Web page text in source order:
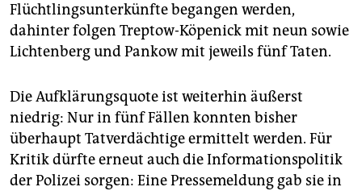
Flüchtlingsunterkünfte begangen werden,
dahinter folgen Treptow-Köpenick mit neun sowie
Lichtenberg und Pankow mit jeweils fünf Taten.
Die Aufklärungsquote ist weiterhin äußerst
niedrig: Nur in fünf Fällen konnten bisher
überhaupt Tatverdächtige ermittelt werden. Für
Kritik dürfte erneut auch die Informationspolitik
der Polizei sorgen: Eine Pressemeldung gab sie in